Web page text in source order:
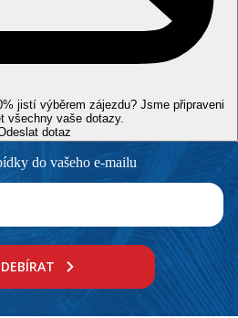
jistí výběrem zájezdu? Jsme připraveni
všechny vaše dotazy.
dotaz
do vašeho e-mailu